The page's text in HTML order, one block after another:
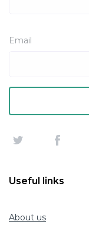
Email
Useful links
About us